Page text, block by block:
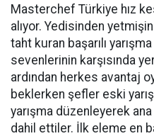
Masterchef Türkiye hız
alıyor. Yedisinden
taht kuran başarılı
sevenlerinin karşısında
ardından herkes avantaj
beklerken şefler eski
yarışma düzenleyerek
dahil ettiler. İlk eleme en